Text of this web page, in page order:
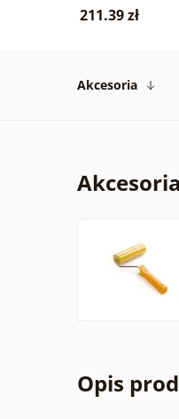
211.39 zł
Akcesoria
Akcesoria
Opis